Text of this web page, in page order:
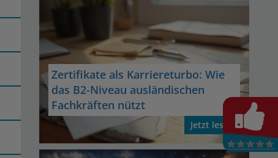
Zertifikate als Karriereturbo: Wie
das B2-Niveau ausländischen
Fachkräften nützt
Jetzt lesen